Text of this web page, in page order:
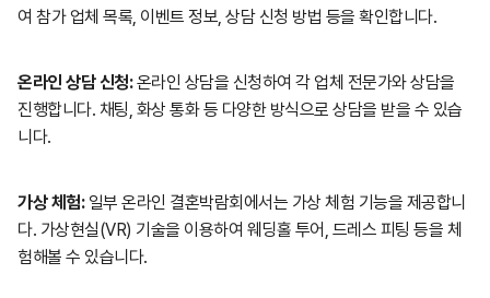
여 참가 업체 목록, 이벤트 정보, 상담 신청 방법 등을 확인합니다.
온라인 상담 신청:온라인 상담을 신청하여 각 업체 전문가와 상담을
진행합니다. 채팅, 화상 통화 등 다양한 방식으로 상담을 받을 수 있습
니다.
가상 체험:일부 온라인 결혼박람회에서는 가상 체험 기능을 제공합니
다. 가상현실(VR) 기술을 이용하여 웨딩홀 투어, 드레스 피팅 등을 체
험해볼 수 있습니다.